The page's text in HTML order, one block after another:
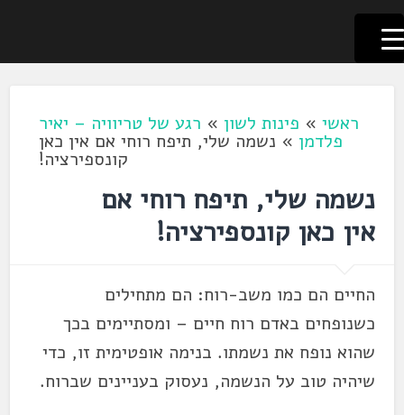
דלג
לתוכן
לשוניאדה
עברית. לשון. שפה
ראשי» פינות לשון » רגע של טריוויה – יאיר
פלדמן » נשמה שלי, תיפח רוחי אם אין כאן
קונספירציה!
נשמה שלי, תיפח רוחי אם
אין כאן קונספירציה!
החיים הם כמו משב-רוח: הם מתחילים
כשנופחים באדם רוח חיים – ומסתיימים בכך
שהוא נופח את נשמתו. בנימה אופטימית זו, כדי
שיהיה טוב על הנשמה, נעסוק בעניינים שברוח.